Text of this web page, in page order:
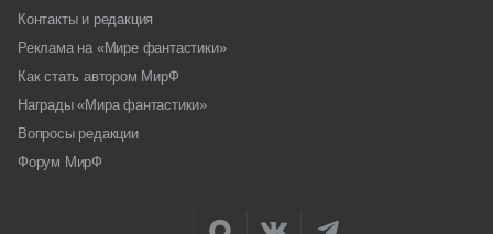
Контакты и редакция
Реклама на «Мире фантастики»
Как стать автором МирФ
Награды «Мира фантастики»
Вопросы редакции
Форум МирФ